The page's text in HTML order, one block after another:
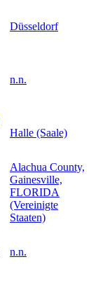
Düsseldorf
n.n.
Halle (Saale)
Alachua County,
Gainesville,
FLORIDA
(Vereinigte
Staaten)
n.n.